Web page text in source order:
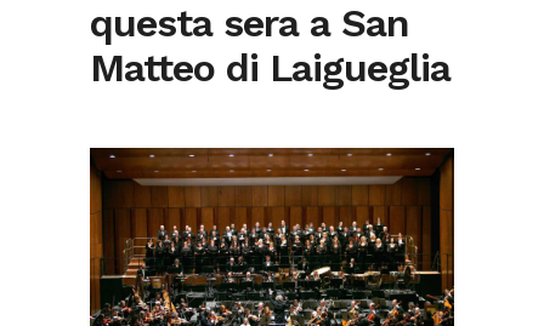
questa sera a San
Matteo di Laigueglia